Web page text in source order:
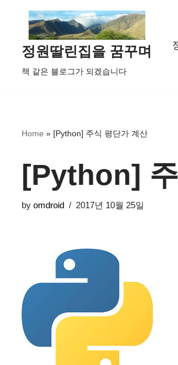
정원딸린집을 꿈꾸며
책 같은 블로그가 되겠습니다
Home » [Python] 주식 평단가 계산
[Python]
by omdroid 2017년 10월 25일